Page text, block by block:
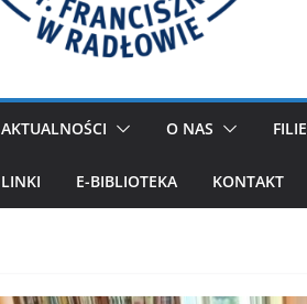
AKTUALNOŚCI O NAS FILIE
LINKI E-BIBLIOTEKA KONTAKT